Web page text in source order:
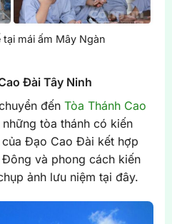
mái ấm Mây Ngàn
Đài Tây Ninh
đến Tòa Thánh Cao
tòa thánh có kiến
Đạo Cao Đài kết hợp
và phong cách kiến
ảnh lưu niệm tại đây.